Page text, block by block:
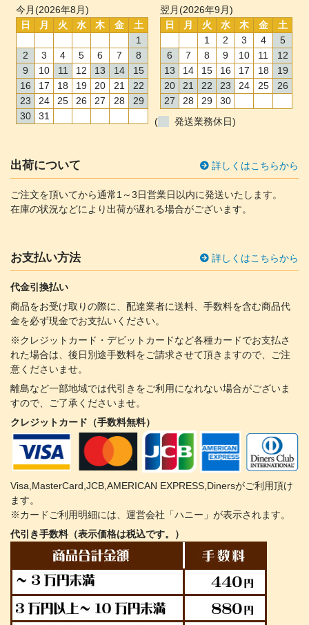
今月(2026年8月)
日
月 火 水 木 金
土
1
2
3 4 5 6 7
8
9
10 11 12 13 14
15
16
17 18 19 20 21
22
23
24 25 26 27 28
29
30
31
翌月(2026年9月)
日
月 火 水 木 金
土
1
2 3 4
5
6
7 8 9 10 11
12
13
14 15 16 17 18
19
20
21 22 23 24 25
26
27
28 29
30
(
発送業務休日)
出荷について 詳しくはこちらから
ご注文を頂いてから通常1～3日営業日以内に発送いたします。
在庫の状況などにより出荷が遅れる場合がございます。
お支払い方法 詳しくはこちらから
代金引換払い
商品をお受け取りの際に、配達業者に送料、手数料を含む商品代
金を必ず現金でお支払いください。
※クレジットカード・デビットカードなど各種カードでお支払さ
れた場合は、後日別途手数料をご請求させて頂きますので、ご注
意くださいませ。
離島など一部地域では代引きをご利用になれない場合がございま
すので、ご了承くださいませ。
クレジットカード（手数料無料）
Visa,MasterCard,JCB,AMERICAN EXPRESS,Dinersがご利用頂け
ます。
※カードご利用明細には、運営会社「ハニー」が表示されます。
代引き手数料（表示価格は税込です。）